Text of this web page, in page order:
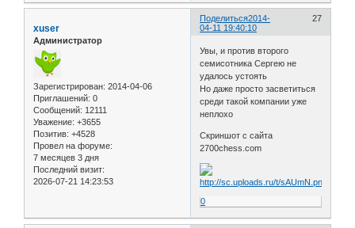
Поделиться 27
2014-
04-11 19:40:10
xuser
Администратор
Зарегистрирован: 2014-04-06
Приглашений: 0
Сообщений: 12111
Уважение: +3655
Позитив: +4528
Провел на форуме:
7 месяцев 3 дня
Последний визит:
2026-07-21 14:23:53
Увы, и против второго
семисотника Сергею не
удалось устоять
Но даже просто засветиться
среди такой компании уже
неплохо
Скриншот с сайта
2700chess.com
0